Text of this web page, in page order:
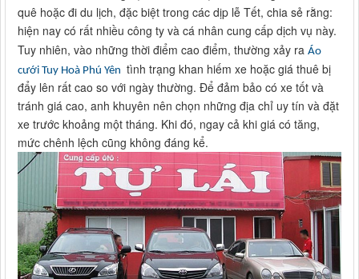
quê hoặc đi du lịch, đặc biệt trong các dịp lễ Tết, chia sẻ rằng:
hiện nay có rất nhiều công ty và cá nhân cung cấp dịch vụ này.
Tuy nhiên, vào những thời điểm cao điểm, thường xảy ra Áo
cưới Tuy Hoà Phú Yên tình trạng khan hiếm xe hoặc giá thuê bị
đẩy lên rất cao so với ngày thường. Để đảm bảo có xe tốt và
tránh giá cao, anh khuyên nên chọn những địa chỉ uy tín và đặt
xe trước khoảng một tháng. Khi đó, ngay cả khi giá có tăng,
mức chênh lệch cũng không đáng kể.